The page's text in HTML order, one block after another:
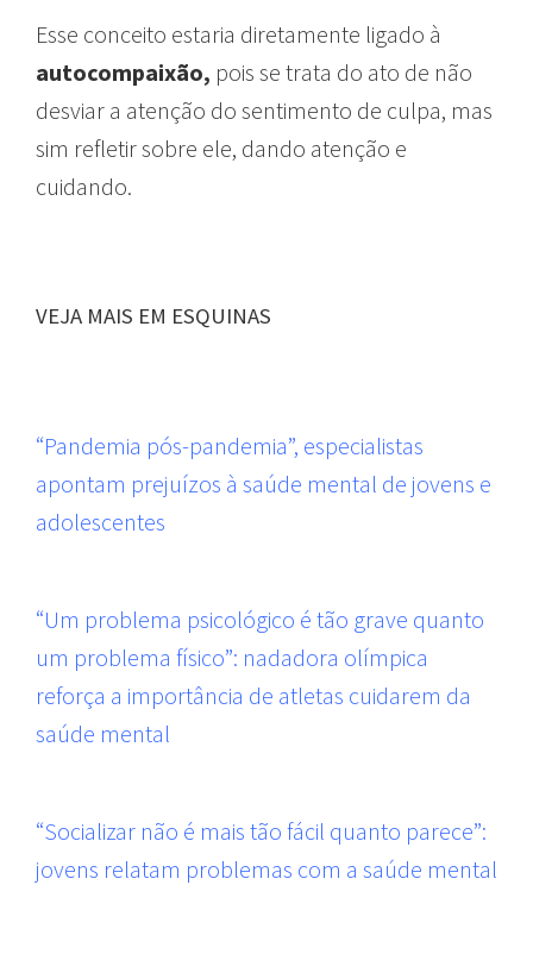
Esse conceito estaria diretamente ligado à
autocompaixão, pois se trata do ato de não
desviar a atenção do sentimento de culpa, mas
sim refletir sobre ele, dando atenção e
cuidando.
VEJA MAIS EM ESQUINAS
“Pandemia pós-pandemia”, especialistas
apontam prejuízos à saúde mental de jovens e
adolescentes
“Um problema psicológico é tão grave quanto
um problema físico”: nadadora olímpica
reforça a importância de atletas cuidarem da
saúde mental
“Socializar não é mais tão fácil quanto parece”:
jovens relatam problemas com a saúde mental